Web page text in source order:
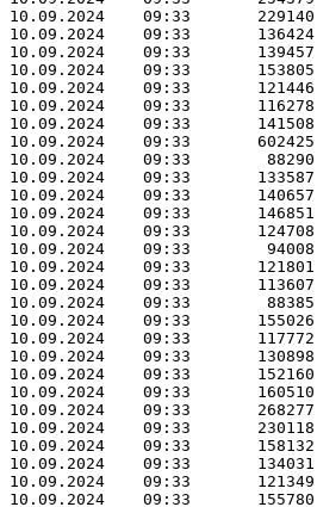
10.09.2024    09:33       229140
10.09.2024    09:33       136424
10.09.2024    09:33       139457
10.09.2024    09:33       153805
10.09.2024    09:33       121446
10.09.2024    09:33       116278
10.09.2024    09:33       141508
10.09.2024    09:33       602425
10.09.2024    09:33        88290
10.09.2024    09:33       133587
10.09.2024    09:33       140657
10.09.2024    09:33       146851
10.09.2024    09:33       124708
10.09.2024    09:33        94008
10.09.2024    09:33       121801
10.09.2024    09:33       113607
10.09.2024    09:33        88385
10.09.2024    09:33       155026
10.09.2024    09:33       117772
10.09.2024    09:33       130898
10.09.2024    09:33       152160
10.09.2024    09:33       160510
10.09.2024    09:33       268277
10.09.2024    09:33       230118
10.09.2024    09:33       158132
10.09.2024    09:33       134031
10.09.2024    09:33       121349
10.09.2024    09:33       155780